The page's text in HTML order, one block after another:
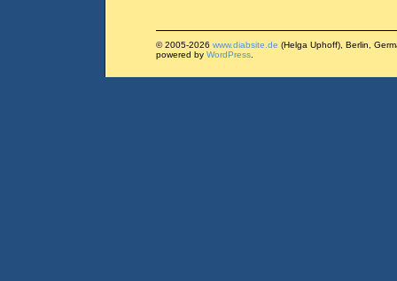
© 2005-2026 www.diabsite.de (Helga Uphoff), Berlin,
powered by WordPress.